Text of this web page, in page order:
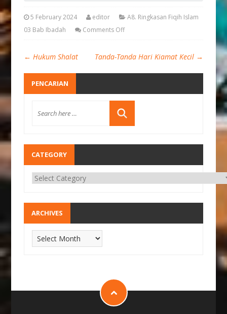
5 February 2024 editor
A8. Ringkasan Fiqih Islam
03 Bab Ibadah
Comments Off
← Hukum Shalat Tanda-Tanda Hari Kiamat Kecil →
PENCARIAN
CATEGORY
ARCHIVES